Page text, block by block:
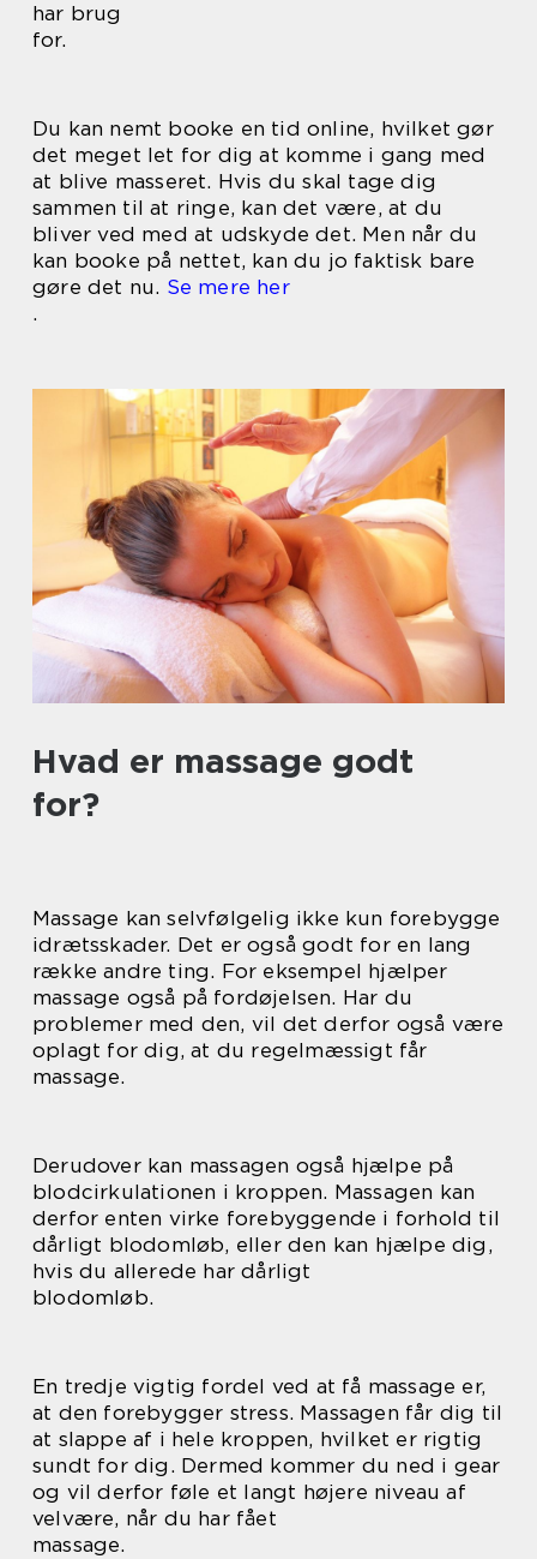
har brug
for.
Du kan nemt booke en tid online, hvilket gør
det meget let for dig at komme i gang med
at blive masseret. Hvis du skal tage dig
sammen til at ringe, kan det være, at du
bliver ved med at udskyde det. Men når du
kan booke på nettet, kan du jo faktisk bare
gøre det nu. Se mere her
.
Hvad er massage godt
for?
Massage kan selvfølgelig ikke kun forebygge
idrætsskader. Det er også godt for en lang
række andre ting. For eksempel hjælper
massage også på fordøjelsen. Har du
problemer med den, vil det derfor også være
oplagt for dig, at du regelmæssigt får
massage.
Derudover kan massagen også hjælpe på
blodcirkulationen i kroppen. Massagen kan
derfor enten virke forebyggende i forhold til
dårligt blodomløb, eller den kan hjælpe dig,
hvis du allerede har dårligt
blodomløb.
En tredje vigtig fordel ved at få massage er,
at den forebygger stress. Massagen får dig til
at slappe af i hele kroppen, hvilket er rigtig
sundt for dig. Dermed kommer du ned i gear
og vil derfor føle et langt højere niveau af
velvære, når du har fået
massage.